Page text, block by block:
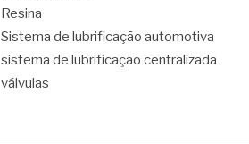
Resina
Sistema de lubrificação automotiva
sistema de lubrificação centralizada
válvulas